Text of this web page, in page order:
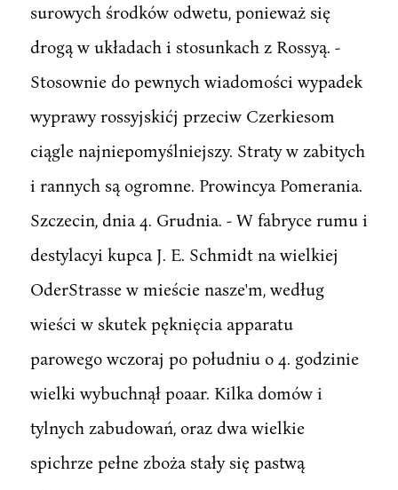
surowych środków odwetu, ponieważ się
drogą w układach i stosunkach z Rossyą. -
Stosownie do pewnych wiadomości wypadek
wyprawy rossyjskićj przeciw Czerkiesom
ciągle najniepomyślniejszy. Straty w zabitych
i rannych są ogromne. Prowincya Pomerania.
Szczecin, dnia 4. Grudnia. - W fabryce rumu i
destylacyi kupca J. E. Schmidt na wielkiej
OderStrasse w mieście nasze'm, według
wieści w skutek pęknięcia apparatu
parowego wczoraj po południu o 4. godzinie
wielki wybuchnął poaar. Kilka domów i
tylnych zabudowań, oraz dwa wielkie
spichrze pełne zboża stały się pastwą